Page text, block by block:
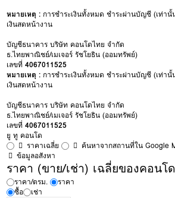
หมายเหตุ : การชำระเงินทั้งหมด ชำระผ่านบัญชี (เท่า
เงินสดหน้างาน
บัญชีธนาคาร บริษัท คอนโดไทย จำกัด
ธ.ไทยพาณิชย์/เมเจอร์ รัชโยธิน (ออมทรัพย์)
เลขที่4067011525
หมายเหตุ : การชำระเงินทั้งหมด ชำระผ่านบัญชี (เท่า
เงินสดหน้างาน
บัญชีธนาคาร บริษัท คอนโดไทย จำกัด
ธ.ไทยพาณิชย์/เมเจอร์ รัชโยธิน (ออมทรัพย์)
เลขที่4067011525
ยู ทู คอนโด
ราคาเฉลี่ย
ค้นหาจากสถานที่ใน Google
ข้อมูลอสังหา
ราคา (ขาย/เช่า) เฉลี่ยของคอนโ
ราคา/ตรม.
ราคา
ซื้อ
เช่า